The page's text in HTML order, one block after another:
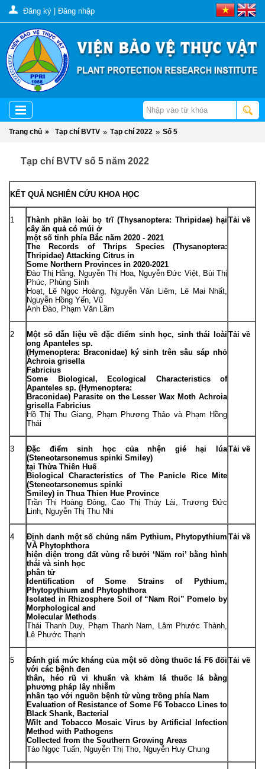
Đăng ký Đăng nhập
Trang chủ » Tạp chí BVTV » Tạp chí 2022 » Số 5
Tạp chí BVTV số 5 năm 2022
KẾT QUẢ NGHIÊN CỨU KHOA HỌC
1
Thành phần loài bọ trĩ (Thysanoptera: Thripidae) hại
cây ăn quả có múi ở
một số tỉnh phía Bắc năm 2020 - 2021
The Records of Thrips Species (Thysanoptera:
Thripidae) Attacking Citrus in
Some Northern Provinces in 2020-2021
Đào Thị Hằng, Nguyễn Thị Hoa, Nguyễn Đức Việt, Bùi Thị
Phúc, Phùng Sinh
Hoạt, Lê Ngọc Hoàng, Nguyễn Văn Liêm, Lê Mai Nhất,
Nguyễn Hồng Yến, Vũ
Anh Đào, Phạm Văn Lầm
Tải về
2
Một số dẫn liệu về đặc điểm sinh học, sinh thái loài
ong Apanteles sp.
(Hymenoptera: Braconidae) ký sinh trên sâu sáp nhỏ
Achroia grisella
Fabricius
Some Biological, Ecological Characteristics of
Apanteles sp. (Hymenoptera:
Braconidae) Parasite on the Lesser Wax Moth Achroia
grisella Fabricius
Hồ Thị Thu Giang, Phạm Phương Thảo và Phạm Hồng
Thái
Tải về
3
Đặc điểm sinh học của nhện gié hại lúa
(Steneotarsonemus spinki Smiley)
tại Thừa Thiên Huế
Biological Characteristics of The Panicle Rice Mite
(Steneotarsonemus spinki
Smiley) in Thua Thien Hue Province
Trần Thị Hoàng Đông, Cao Thị Thúy Lài, Trương Đức
Linh, Nguyễn Thị Thu Nhi
Tải về
4 Định danh một số chủng nấm Pythium,Phytopythium
VÀ Phytophthora
hiện diện trong đất vùng rễ bưởi ‘Năm roi’ bằng hình
thái và sinh học
phân tử
Identification of Some Strains of Pythium,
Phytopythium and Phytophthora
Isolated in Rhizosphere Soil of “Nam Roi” Pomelo by
Morphological and
Molecular Methods
Thái Thanh Duy, Phạm Thanh Nam, Lâm Phước Thành,
Lê Phước Thạnh
Tải về
5 Đánh giá mức kháng của một số dòng thuốc lá F6đối
với các bệnh đen
thân, héo rũ vi khuẩn và khảm lá thuốc lá bằng
phương pháp lây nhiễm
nhân tạo với nguồn bệnh từ vùng trồng phía Nam
Evaluation of Resistance of Some F6 Tobacco Lines to
Black Shank, Bacterial
Wilt and Tobacco Mosaic Virus by Artificial Infection
Method with Pathogens
Collected from the Southern Growing Areas
Tào Ngọc Tuấn, Nguyễn Thị Tho, Nguyễn Huy Chung
Tải về